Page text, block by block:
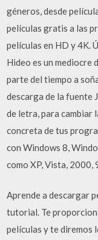
géneros, desde
películas gratis a las
películas en HD y 4K.
Hideo es un mediocre
parte del tiempo a
descarga de la fuente
de letra, para cambiar
concreta de tus
con Windows 8,
como XP, Vista, 2000,
Aprende a descargar
tutorial. Te
películas y te diremos